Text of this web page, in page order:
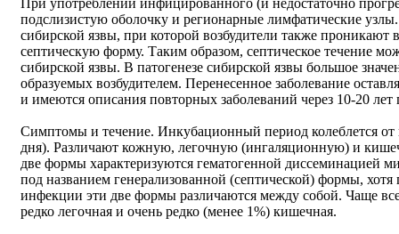
При употреблении инфицированного (и недостаточно
подслизистую оболочку и регионарные лимфатические
сибирской язвы, при которой возбудители также проникают
септическую форму. Таким образом, септическое течение
сибирской язвы. В патогенезе сибирской язвы большое
образуемых возбудителем. Перенесенное заболевание
и имеются описания повторных заболеваний через 10-20 лет
Симптомы и течение. Инкубационный период колеблется от
дня). Различают кожную, легочную (ингаляционную) и
две формы характеризуются гематогенной диссеминацией
под названием генерализованной (септической) формы,
инфекции эти две формы различаются между собой. Чаще
редко легочная и очень редко (менее 1%) кишечная.